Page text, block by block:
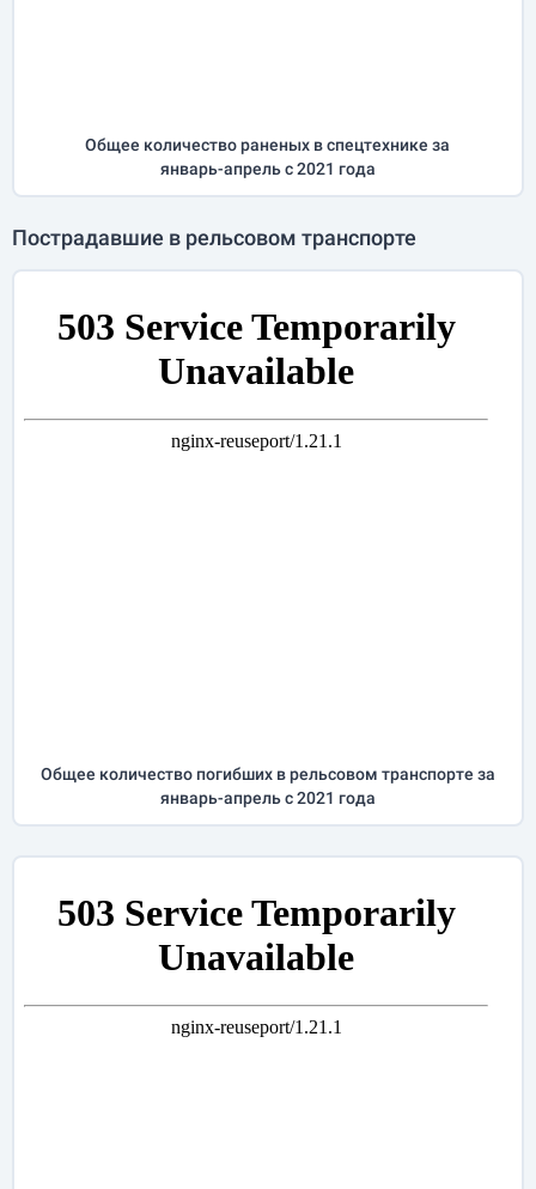
Общее количество раненых в спецтехнике за
январь-апрельс 2021 года
Пострадавшие в рельсовом транспорте
Общее количество погибших в рельсовом транспорте за
январь-апрельс 2021 года